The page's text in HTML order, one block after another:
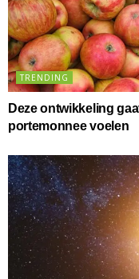
TRENDING
Deze ontwikkeling
portemonnee voelen